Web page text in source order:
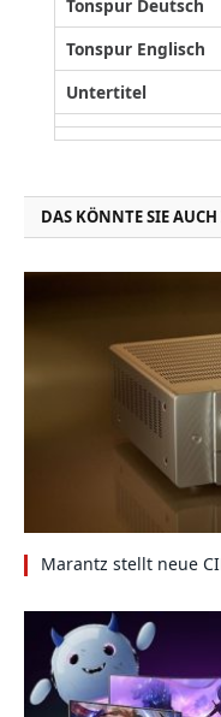
Tonspur Deutsch
Tonspur Englisch
Untertitel
DAS KÖNNTE SIE
Marantz stellt neue